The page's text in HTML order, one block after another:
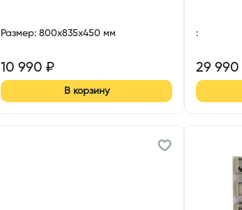
Размер: 800x835x450 мм
10 990 ₽
В корзину
:
29 990